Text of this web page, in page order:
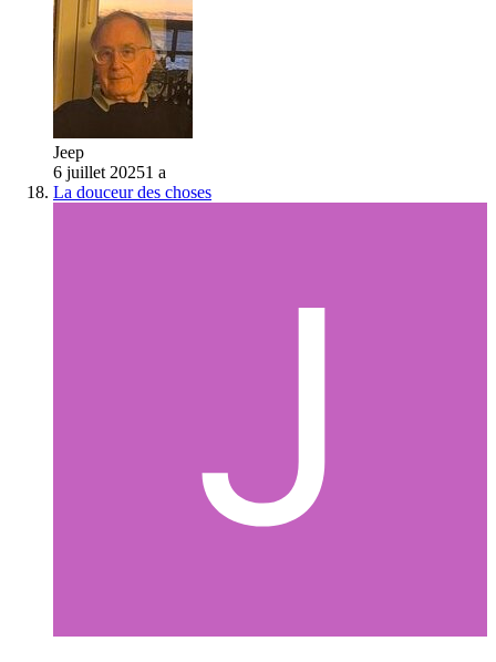
Jeep
6 juillet 20251 a
La douceur des choses